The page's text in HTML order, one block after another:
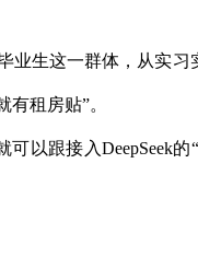
业生这一群体，从实习
租房贴”。
以跟接入DeepSeek的